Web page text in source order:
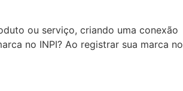
ou serviço, criando uma conexão
no INPI? Ao registrar sua marca no